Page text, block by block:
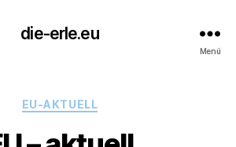
die-erle.eu
Menü
Kategorien
EU-AKTUELL